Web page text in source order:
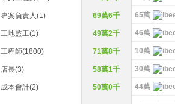
專案負責人(1) 69萬6千 65萬
工地監工(1) 49萬2千 46萬
工程師(1800) 71萬8千 10萬
店長(3) 58萬1千 30萬
成本會計(2) 50萬0千 44萬